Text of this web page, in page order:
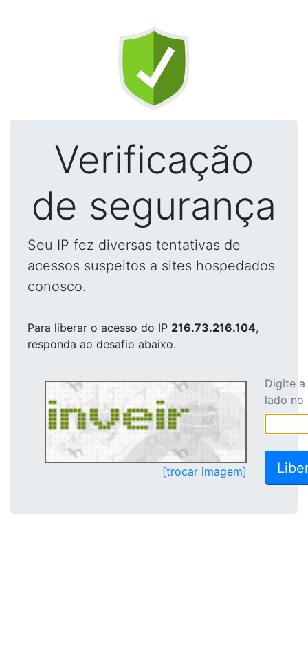
Verificação
de segurança
Seu IP fez diversas tentativas de
acessos suspeitos a sites hospedados
conosco.
Para liberar o acesso do IP 216.73.216.104,
responda ao desafio abaixo.
[trocar imagem]
Digite
lado no